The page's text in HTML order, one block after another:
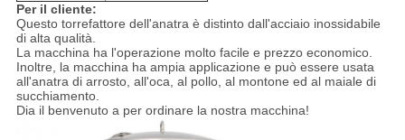
Per il cliente:
Questo torrefattore dell'anatra è distinto dall'acciaio inossidabile
di alta qualità.
La macchina ha l'operazione molto facile e prezzo economico.
Inoltre, la macchina ha ampia applicazione e può essere usata
all'anatra di arrosto, all'oca, al pollo, al montone ed al maiale di
succhiamento.
Dia il benvenuto a per ordinare la nostra macchina!